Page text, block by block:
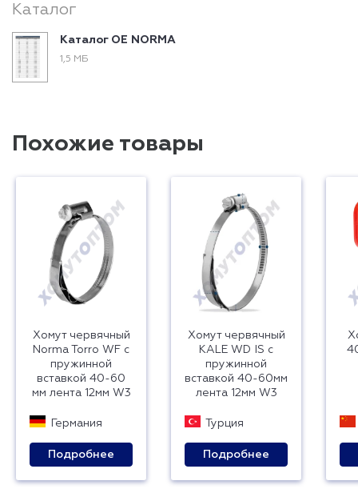
Каталог
Каталог ОЕ NORMA
1,5 МБ
Похожие товары
Хомут червячный
Norma Torro WF с
пружинной
вставкой 40-60
мм лента 12мм W3
Германия
Подробнее
Хомут червячный
KALE WD IS с
пружинной
вставкой 40-60мм
лента 12мм W3
Турция
Подробнее